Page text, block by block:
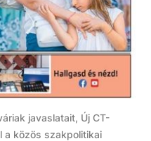
javaslatait, Új CT-
a közös szakpolitikai